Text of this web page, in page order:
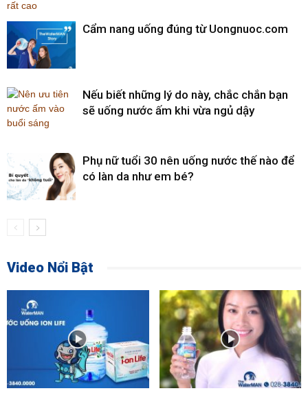
Cẩm nang uống đúng từ Uongnuoc.com
Nếu biết những lý do này, chắc chắn bạn
sẽ uống nước ấm khi vừa ngủ dậy
Phụ nữ tuổi 30 nên uống nước thế nào để
có làn da như em bé?
Video Nổi Bật